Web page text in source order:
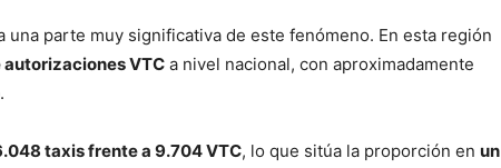
una parte muy significativa de este fenómeno. En esta región
VTC a nivel nacional, con aproximadamente
.
taxis frente a 9.704 VTC, lo que sitúa la proporción en un